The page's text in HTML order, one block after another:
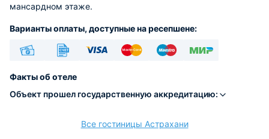
мансардном этаже.
Варианты оплаты, доступные на ресепшене:
Факты об отеле
Объект прошел государственную аккредитацию:
Все гостиницы Астрахани